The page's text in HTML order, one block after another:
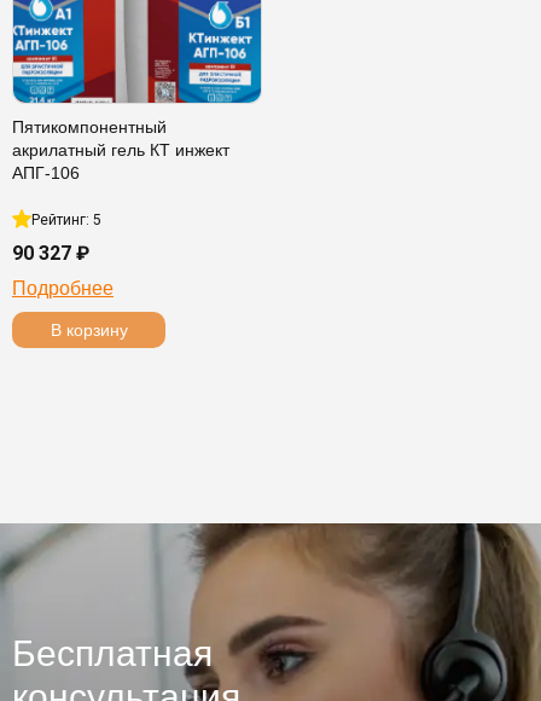
Пятикомпонентный
акрилатный гель КТ инжект
АПГ-106
Рейтинг: 5
90 327 ₽
Подробнее
В корзину
Бесплатная